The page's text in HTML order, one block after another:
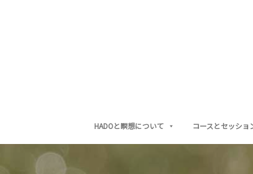
HADOと瞑想について コースとセッショ